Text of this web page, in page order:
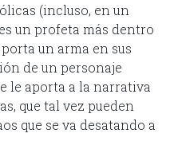
(incluso, en un
un profeta más dentro
un arma en sus
de un personaje
le aporta a la narrativa
que tal vez pueden
que se va desatando a